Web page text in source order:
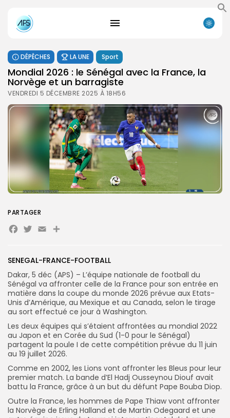
for:
FR
DÉPÊCHES LA UNE Sport
Mondial 2026 : le Sénégal avec la France, la
Norvège et un barragiste
VENDREDI 5 DÉCEMBRE 2025 À 18H56
SENEGAL-FRANCE-FOOTBALL
Dakar, 5 déc (APS) – L’équipe nationale de football du
Sénégal va affronter celle de la France pour son entrée en
matière dans la coupe du monde 2026 prévue aux Etats-
Unis d’Amérique, au Mexique et au Canada, selon le tirage
au sort effectué ce jour à Washington.
Les deux équipes qui s’étaient affrontées au mondial 2022
au Japon et en Corée du Sud (1-0 pour le Sénégal)
partagent la poule I de cette compétition prévue du 11 juin
au 19 juillet 2026.
Comme en 2002, les Lions vont affronter les Bleus pour leur
premier match. La bande d’El Hadj Ousseynou Diouf avait
battu la France, grâce à un but du défunt Pape Bouba Diop.
Outre la France, les hommes de Pape Thiaw vont affronter
la Norvège de Erling Halland et de Martin Odegaard et une
PARTAGER
Facebook
Twitter
EmailPartager